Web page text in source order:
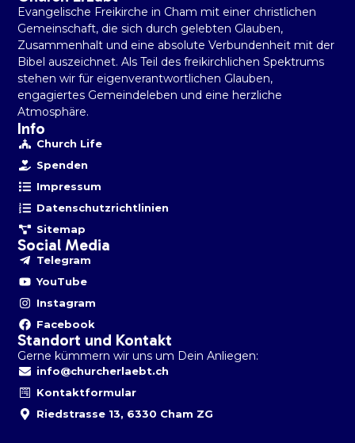
Evangelische Freikirche in Cham mit einer christlichen
Gemeinschaft, die sich durch gelebten Glauben,
Zusammenhalt und eine absolute Verbundenheit mit der
Bibel auszeichnet. Als Teil des freikirchlichen Spektrums
stehen wir für eigenverantwortlichen Glauben,
engagiertes Gemeindeleben und eine herzliche
Atmosphäre.
Info
Church Life
Spenden
Impressum
Datenschutzrichtlinien
Sitemap
Social Media
Telegram
YouTube
Instagram
Facebook
Standort und Kontakt
Gerne kümmern wir uns um Dein Anliegen:
info@churcherlaebt.ch
Kontaktformular
Riedstrasse 13, 6330 Cham ZG